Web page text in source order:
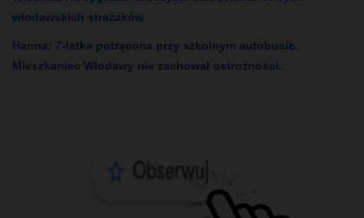
włodawskich strażaków
Hanna: 7-latka potrącona przy szkolnym autobusie.
Mieszkaniec Włodawy nie zachował ostrożności.